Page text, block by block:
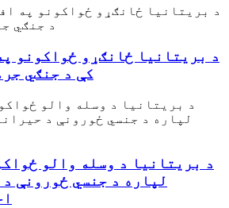
د بریتانیا ځانګړو ځواکونو
کې د جنګي
د بریتانیا د وسله والو
لپاره د جنسي ځورونې